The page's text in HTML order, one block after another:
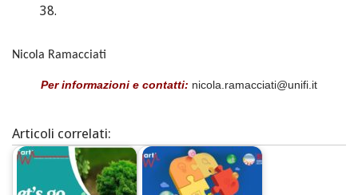
38.
Nicola Ramacciati
Per informazioni e contatti: nicola.ramacciati@unifi.it
Articoli correlati: